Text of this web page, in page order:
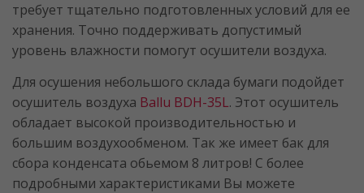
требует тщательно подготовленных условий для ее
хранения. Точно поддерживать допустимый
уровень влажности помогут осушители воздуха.
Для осушения небольшого склада бумаги подойдет
осушитель воздуха Ballu BDH-35L. Этот осушитель
обладает высокой производительностью и
большим воздухообменом. Так же имеет бак для
сбора конденсата обьемом 8 литров! С более
подробными характеристиками Вы можете